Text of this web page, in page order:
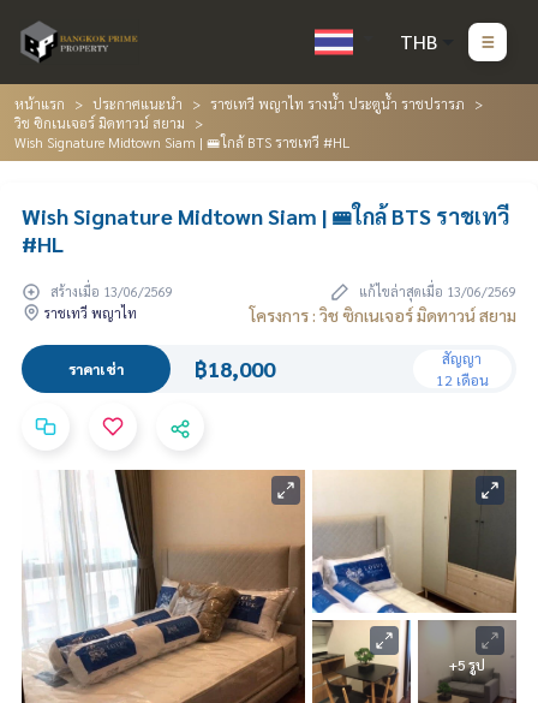
THB
หน้าแรก ประกาศแนะนำ
ราชเทวี พญาไท รางน้ำ ประตูน้ำ ราชปรารภ
วิช ซิกเนเจอร์ มิดทาวน์ สยาม
Wish Signature Midtown Siam | 🚝ใกล้ BTS ราชเทวี #HL
Wish Signature Midtown Siam | 🚝ใกล้ BTS ราชเทวี
#HL
สร้างเมื่อ 13/06/2569
แก้ไขล่าสุดเมื่อ 13/06/2569
ราชเทวี พญาไท
โครงการ : วิช ซิกเนเจอร์ มิดทาวน์ สยาม
ราคาเช่า ฿18,000
สัญญา
12 เดือน
+5 รูป